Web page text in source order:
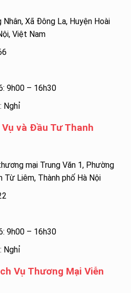
Xã Đông La, Huyện Hoài
Việt Nam
9h00 – 16h30
Nghỉ
Vụ và Đầu Tư Thanh
mại Trung Văn 1, Phường
Từ Liêm, Thành phố Hà Nội
9h00 – 16h30
Nghỉ
Vụ Thương Mại Viễn